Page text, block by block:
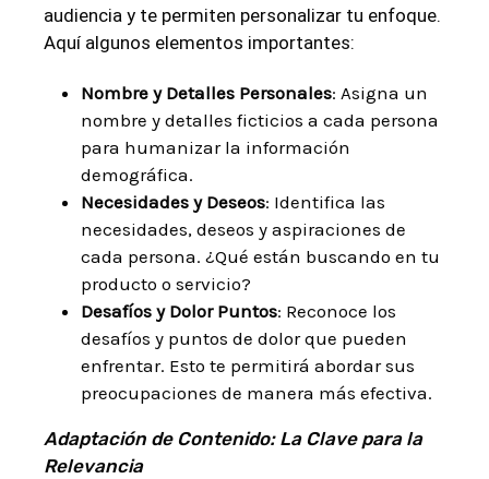
audiencia y te permiten personalizar tu enfoque.
Aquí algunos elementos importantes:
Nombre y Detalles Personales: Asigna un
nombre y detalles ficticios a cada persona
para humanizar la información
demográfica.
Necesidades y Deseos: Identifica las
necesidades, deseos y aspiraciones de
cada persona. ¿Qué están buscando en tu
producto o servicio?
Desafíos y Dolor Puntos: Reconoce los
desafíos y puntos de dolor que pueden
enfrentar. Esto te permitirá abordar sus
preocupaciones de manera más efectiva.
Adaptación de Contenido: La Clave para la
Relevancia